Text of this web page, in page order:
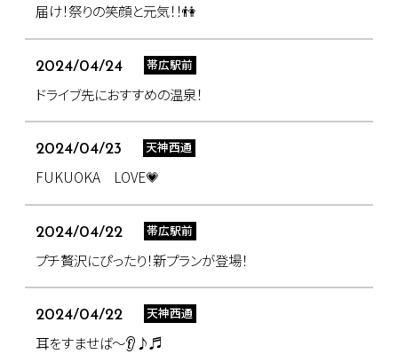
届け！祭りの笑顔と元気！！👫
2024/04/24 帯広駅前
ドライブ先におすすめの温泉！
2024/04/23 天神西通
FUKUOKA LOVE💗
2024/04/22 帯広駅前
プチ贅沢にぴったり！新プランが登場！
2024/04/22 天神西通
耳をすませば～👂♪♬